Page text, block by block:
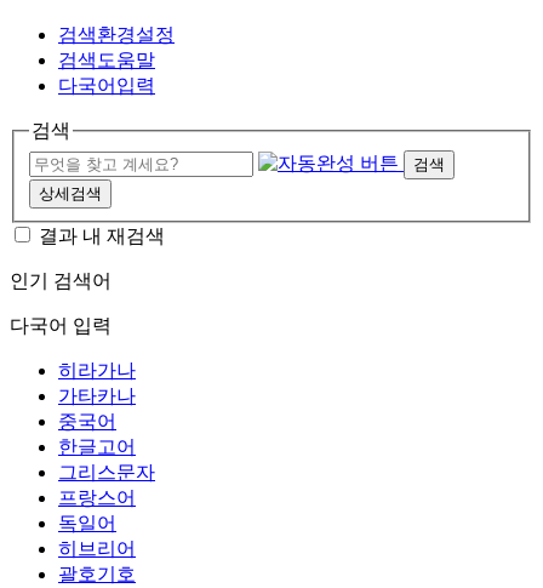
검색환경설정
검색도움말
다국어입력
검색
검색
상세검색
결과 내 재검색
인기 검색어
다국어 입력
히라가나
가타카나
중국어
한글고어
그리스문자
프랑스어
독일어
히브리어
괄호기호